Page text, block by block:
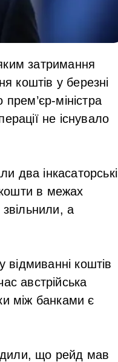
затримання
коштів у березні
міністра
не існувало
два інкасаторські
кошти в межах
а
коштів
австрійська
між банками є
що рейд мав